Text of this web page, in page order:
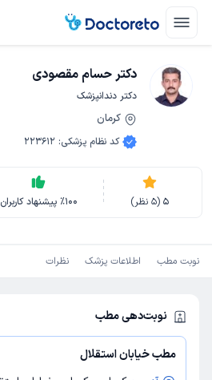
دکتر حسام مقصودی
دکتر دندانپزشک
کرمان
کد نظام پزشکی:
223612
5
(
5نظر) ٪100 پیشنهاد کاربران
نوبت مطب اطلاعات پزشک نظرات
نوبت‌دهی مطب
مطب خیابان استقلال